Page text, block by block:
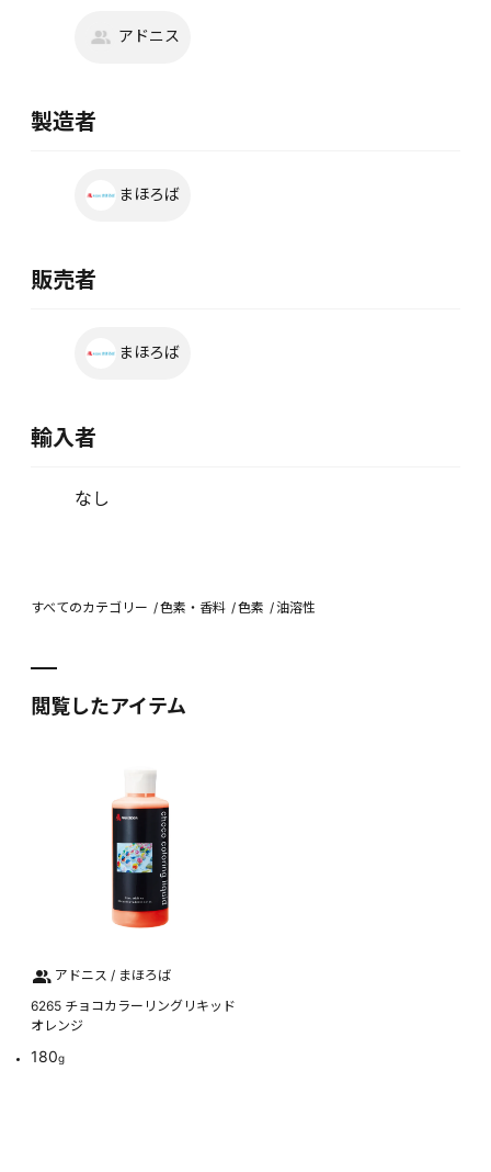
アドニス
製造者
まほろば
販売者
まほろば
輸入者
なし
すべてのカテゴリー 色素・香料 色素 油溶性
閲覧したアイテム
アドニス / まほろば
6265 チョコカラーリングリキッド
オレンジ
180g